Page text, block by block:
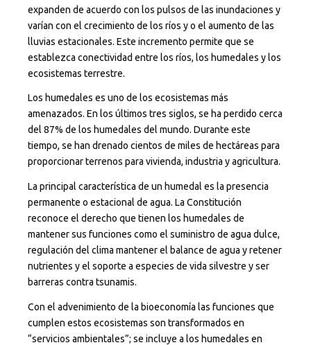
expanden de acuerdo con los pulsos de las inundaciones y
varían con el crecimiento de los ríos y o el aumento de las
lluvias estacionales. Este incremento permite que se
establezca conectividad entre los ríos, los humedales y los
ecosistemas terrestre.
Los humedales es uno de los ecosistemas más
amenazados. En los últimos tres siglos, se ha perdido cerca
del 87% de los humedales del mundo. Durante este
tiempo, se han drenado cientos de miles de hectáreas para
proporcionar terrenos para vivienda, industria y agricultura.
La principal característica de un humedal es la presencia
permanente o estacional de agua. La Constitución
reconoce el derecho que tienen los humedales de
mantener sus funciones como el suministro de agua dulce,
regulación del clima mantener el balance de agua y retener
nutrientes y el soporte a especies de vida silvestre y ser
barreras contra tsunamis.
Con el advenimiento de la bioeconomía las funciones que
cumplen estos ecosistemas son transformados en
“servicios ambientales”; se incluye a los humedales en